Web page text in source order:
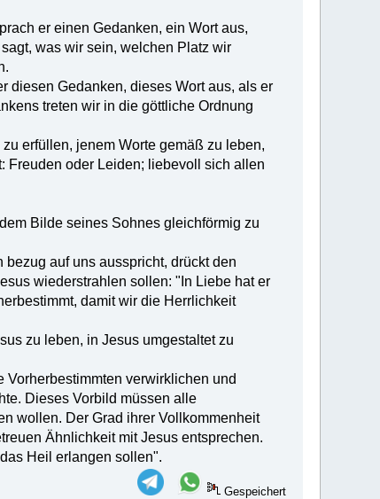
er einen Gedanken, ein Wort aus,
was wir sein, welchen Platz wir
diesen Gedanken, dieses Wort aus, als er
treten wir in die göttliche Ordnung
erfüllen, jenem Worte gemäß zu leben,
Freuden oder Leiden; liebevoll sich allen
Bilde seines Sohnes gleichförmig zu
auf uns ausspricht, drückt den
wiederstrahlen sollen: "In Liebe hat er
damit wir die Herrlichkeit
zu leben, in Jesus umgestaltet zu
verwirklichen und
Dieses Vorbild müssen alle
wollen. Der Grad ihrer Vollkommenheit
Ähnlichkeit mit Jesus entsprechen.
Heil erlangen sollen".
Gespeichert